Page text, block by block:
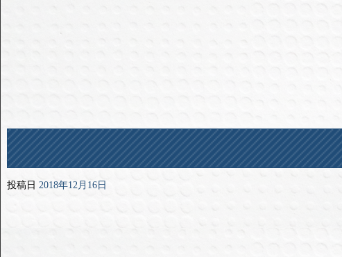
投稿日 2018年12月16日